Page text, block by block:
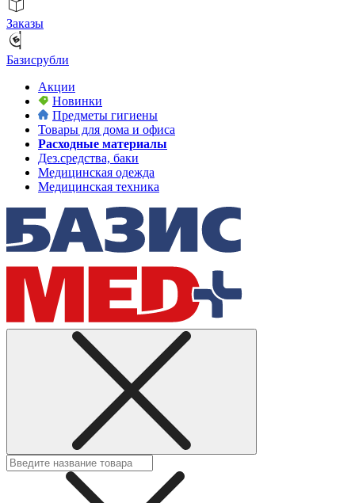
Заказы
Базисрубли
Акции
Новинки
Предметы гигиены
Товары для дома и офиса
Расходные материалы
Дез.средства, баки
Медицинская одежда
Медицинская техника